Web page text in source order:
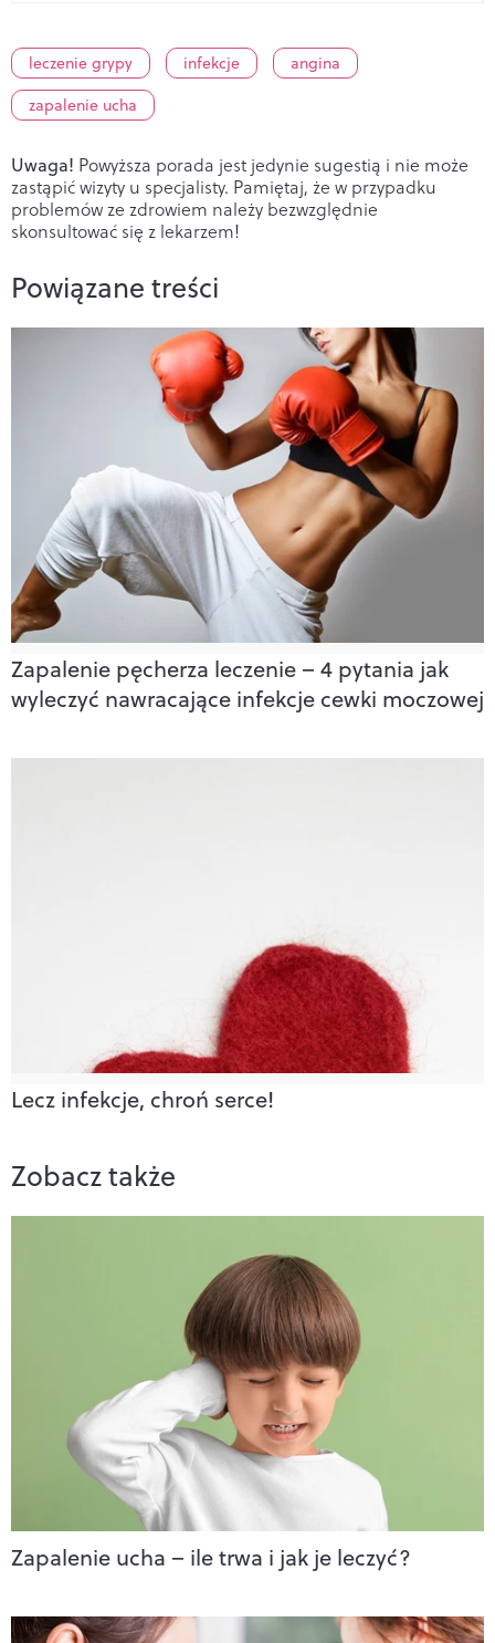
leczenie grypy infekcje
angina
zapalenie ucha
Uwaga! Powyższa porada jest jedynie sugestią i nie może
zastąpić wizyty u specjalisty. Pamiętaj, że w przypadku
problemów ze zdrowiem należy bezwzględnie
skonsultować się z lekarzem!
Powiązane treści
Zapalenie pęcherza leczenie – 4 pytania jak
wyleczyć nawracające infekcje cewki moczowej
Lecz infekcje, chroń serce!
Zobacz także
Zapalenie ucha – ile trwa i jak je leczyć?